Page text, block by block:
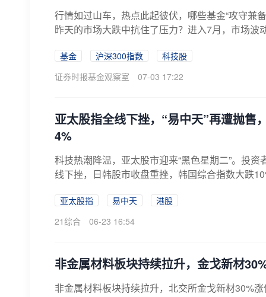
行情如过山车，热点此起彼伏，哪些基金“攻守兼
昨天的市场大跌中抗住了压力？进入7月，市场
基金 沪深300指数
科技股
证券时报基金观察室
07-03 17:22
亚太股指全线下挫，“易中天”再遭抛售
4%
科技热潮降温，亚太股市迎来“黑色星期二”。投
线下挫，日韩股市收盘重挫，韩国综合指数大跌
亚太股指 易中天
港股
21综合
06-23 16:54
非金属材料板块持续拉升，金戈新材
非金属材料板块持续拉升，北交所金戈新材30%